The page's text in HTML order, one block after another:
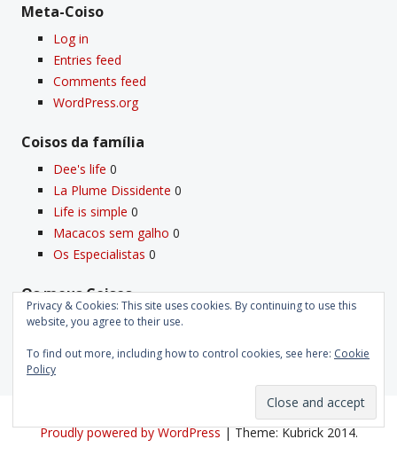
Meta-Coiso
Log in
Entries feed
Comments feed
WordPress.org
Coisos da famí­lia
Dee's life 0
La Plume Dissidente 0
Life is simple 0
Macacos sem galho 0
Os Especialistas 0
Os meus Coisos
Deus0
Privacy & Cookies: This site uses cookies. By continuing to use this
website, you agree to their use.
To find out more, including how to control cookies, see here: Cookie
Policy
Proudly powered by WordPress |Theme: Kubrick 2014.